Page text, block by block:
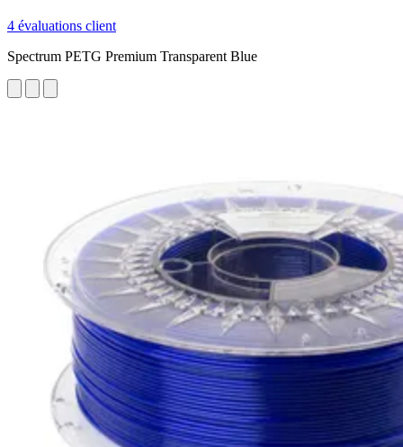
4 évaluations client
Spectrum PETG Premium Transparent Blue